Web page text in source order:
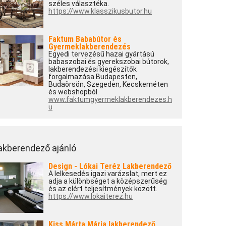
széles választéka.
https://www.klasszikusbutor.hu
Faktum Bababútor és
Gyermeklakberendezés
Egyedi tervezésű hazai gyártású
babaszobai és gyerekszobai bútorok,
lakberendezési kiegészítők
forgalmazása Budapesten,
Budaörsön, Szegeden, Kecskeméten
és webshopból.
www.faktumgyermeklakberendezes.h
u
ajánló
Design - Lókai Teréz Lakberendező
A lelkesedés igazi varázslat, mert ez
adja a különbséget a középszerűség
és az elért teljesítmények között.
https://www.lokaiterez.hu